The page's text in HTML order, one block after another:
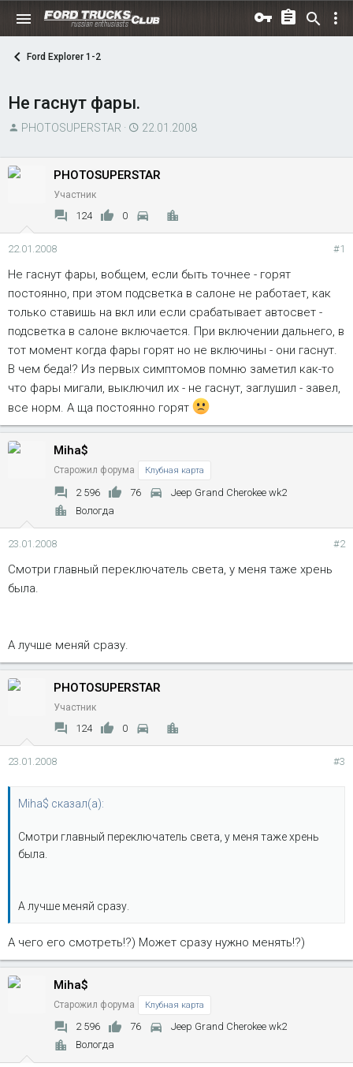
Ford Explorer 1-2
Не гаснут фары.
А
т
е
м
PHOTOSUPERSTAR
Д
т
а
а
ч
а
22.01.2008
PHOTOSUPERSTAR
Участник
124 0
22.01.2008 #1
Не гаснут фары, вобщем, если быть точнее - горят
постоянно, при этом подсветка в салоне не работает, как
только ставишь на вкл или если срабатывает автосвет -
подсветка в салоне включается. При включении дальнего, в
тот момент когда фары горят но не включины - они гаснут.
В чем беда!? Из первых симптомов помню заметил как-то
что фары мигали, выключил их - не гаснут, заглушил - завел,
все норм. А ща постоянно горят
Miha$
Старожил форума Клубная карта
2 596 76
Jeep Grand Cherokee wk2
Вологда
23.01.2008 #2
Смотри главный переключатель света, у меня таже хрень
была.
А лучше меняй сразу.
PHOTOSUPERSTAR
Участник
124 0
23.01.2008 #3
Miha$ сказал(а):
Смотри главный переключатель света, у меня таже хрень
была.
А лучше меняй сразу.
А чего его смотреть!?) Может сразу нужно менять!?)
Miha$
Старожил форума Клубная карта
2 596 76
Jeep Grand Cherokee wk2
Вологда